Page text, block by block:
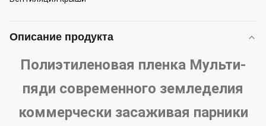
Описание продукта
Полиэтиленовая пленка Мульти-
пяди современного земледелия
коммерчески засаживая парники